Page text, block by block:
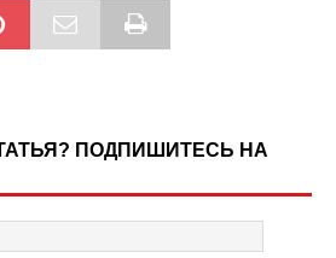
ПОДПИШИТЕСЬ НА